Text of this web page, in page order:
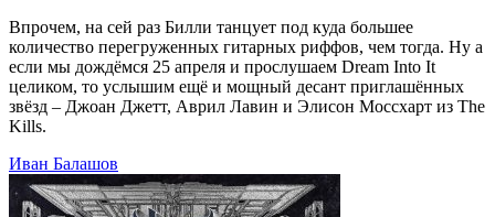
Впрочем, на сей раз Билли танцует под куда большее
количество перегруженных гитарных риффов, чем тогда. Ну а
если мы дождёмся 25 апреля и прослушаем Dream Into It
целиком, то услышим ещё и мощный десант приглашённых
звёзд – Джоан Джетт, Аврил Лавин и Элисон Моссхарт из The
Kills.
Иван Балашов